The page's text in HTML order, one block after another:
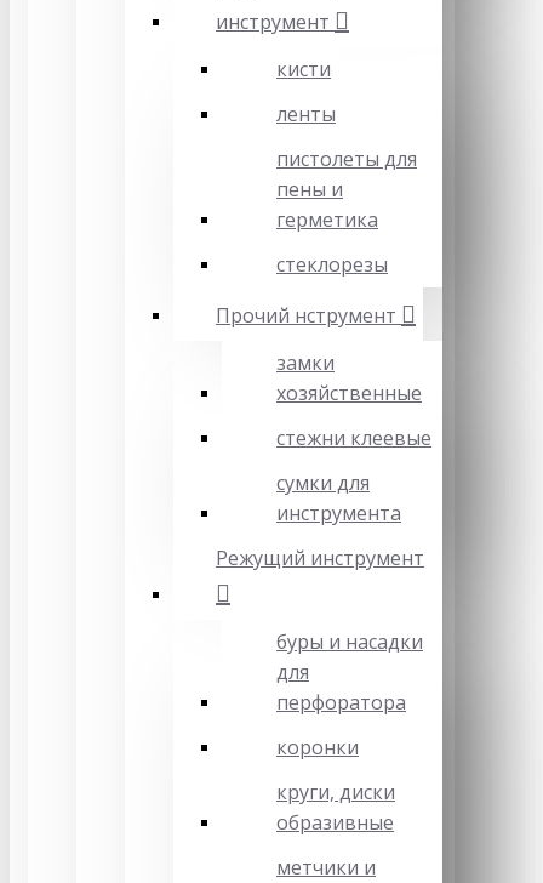
инструмент
кисти
ленты
пистолеты для
пены и
герметика
стеклорезы
Прочий нструмент
замки
хозяйственные
стежни клеевые
сумки для
инструмента
Режущий инструмент
буры и насадки
для
перфоратора
коронки
круги, диски
образивные
метчики и